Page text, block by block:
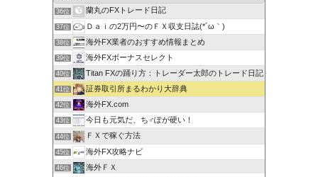
36位 蘭丸のFXトレード日記
37位 Ｄａｉの2万円〜のＦＸ収支日誌(*´ω｀)
38位 海外FX業者のおすすめ情報まとめ
39位 海外FXボーナスセレクト
40位 Titan FXの踊り方：トレーダー太郎のトレード日記
41位 証券取引所まるわかり大辞典
42位 海外FX.com
43位 今日も元気だ、ち♂ぽが硬い！
44位 ＦＸで稼ぐ方法
45位 海外FX攻略ナビ
46位 海外ＦＸ